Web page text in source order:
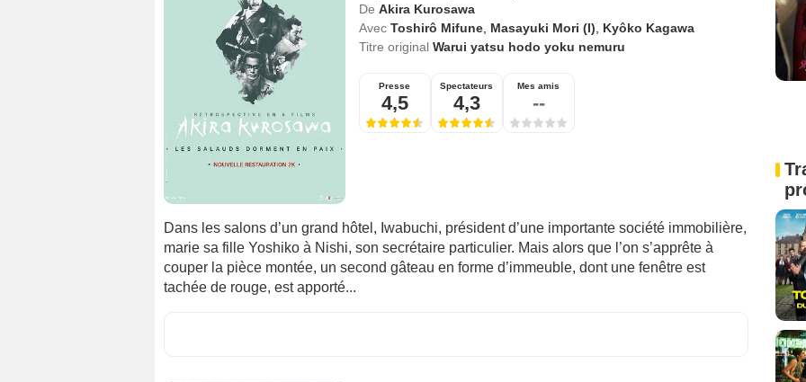
De Akira Kurosawa
Avec Toshirô Mifune, Masayuki Mori (I)
Kyôko Kagawa
Titre original Warui yatsu hodo yoku nemuru
Presse
4,5
Spectateurs
4,3
Mes amis
--
Dans les salons d’un grand hôtel, Iwabuchi, président d’une importante société immobilière,
marie sa fille Yoshiko à Nishi, son secrétaire particulier. Mais alors que l’on s’apprête à
couper la pièce montée, un second gâteau en forme d’immeuble, dont une fenêtre est
tachée de rouge, est apporté...